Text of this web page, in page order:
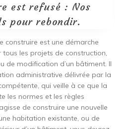
est refusé : Nos
pour rebondir.
construire est une démarche
les projets de construction,
de modification d’un bâtiment. Il
administrative délivrée par la
qui veille à ce que la
les normes et les règles
de construire une nouvelle
habitation existante, ou de